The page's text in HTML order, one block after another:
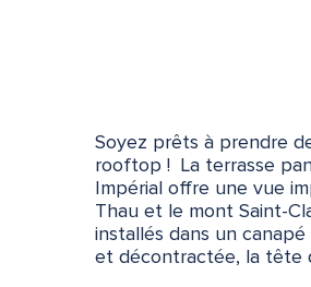
Soyez prêts à prendre
rooftop ! La terrasse
Impérial offre une vue
Thau et le mont Saint-
installés dans un
et décontractée, la tête